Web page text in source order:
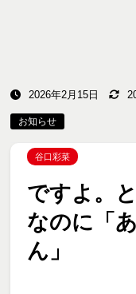
2026年2月15日
お知らせ
谷口彩菜
ですよ。
なのに「
ん」